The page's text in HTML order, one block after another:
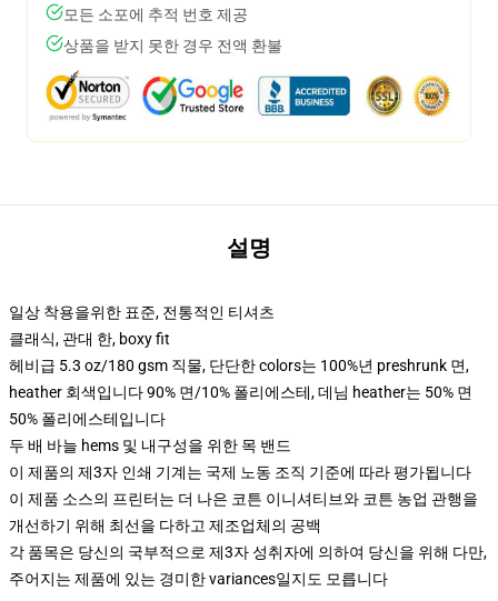
모든 소포에 추적 번호 제공
상품을 받지 못한 경우 전액 환불
설명
일상 착용을위한 표준, 전통적인 티셔츠
클래식, 관대 한, boxy fit
헤비급 5.3 oz/180 gsm 직물, 단단한 colors는 100%년 preshrunk 면,
heather 회색입니다 90% 면/10% 폴리에스테, 데님 heather는 50% 면
50% 폴리에스테입니다
두 배 바늘 hems 및 내구성을 위한 목 밴드
이 제품의 제3자 인쇄 기계는 국제 노동 조직 기준에 따라 평가됩니다
이 제품 소스의 프린터는 더 나은 코튼 이니셔티브와 코튼 농업 관행을
개선하기 위해 최선을 다하고 제조업체의 공백
각 품목은 당신의 국부적으로 제3자 성취자에 의하여 당신을 위해 다만,
주어지는 제품에 있는 경미한 variances일지도 모릅니다